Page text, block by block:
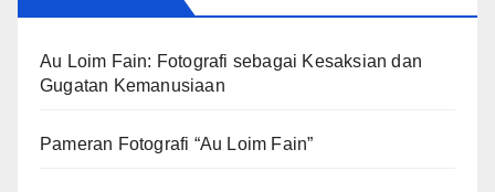
Au Loim Fain: Fotografi sebagai Kesaksian dan
Gugatan Kemanusiaan
Pameran Fotografi “Au Loim Fain”